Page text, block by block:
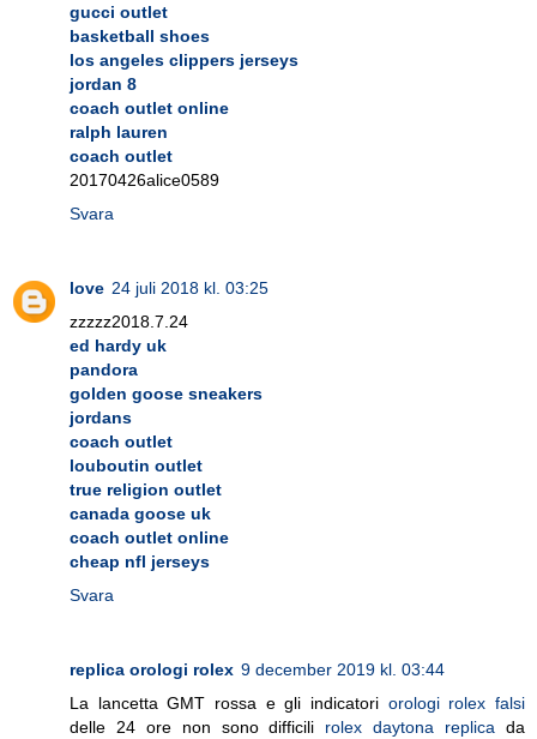
gucci outlet
basketball shoes
los angeles clippers jerseys
jordan 8
coach outlet online
ralph lauren
coach outlet
20170426alice0589
Svara
love 24 juli 2018 kl. 03:25
zzzzz2018.7.24
ed hardy uk
pandora
golden goose sneakers
jordans
coach outlet
louboutin outlet
true religion outlet
canada goose uk
coach outlet online
cheap nfl jerseys
Svara
replica orologi rolex 9 december 2019 kl. 03:44
La lancetta GMT rossa e gli indicatori orologi rolex falsi
delle 24 ore non sono difficili rolex daytona replica da